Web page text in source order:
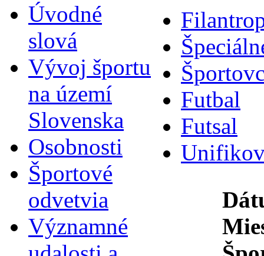
Úvodné
slová
Vývoj športu
na území
Slovenska
Osobnosti
Športové
odvetvia
Významné
Futbal
Futsal